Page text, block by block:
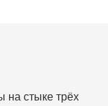
на стыке трёх